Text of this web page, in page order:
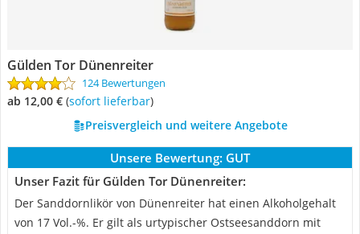
Gülden Tor Dünenreiter
124 Bewertungen
ab 12,00 € ( Sofort lieferbar)
Preisvergleich und weitere Angebote
Unsere Bewertung: GUT
Unser Fazit für Gülden Tor Dünenreiter:
Der Sanddornlikör von Dünenreiter hat einen Alkoholgehalt
von 17 Vol.-%. Er gilt als urtypischer Ostseesanddorn mit